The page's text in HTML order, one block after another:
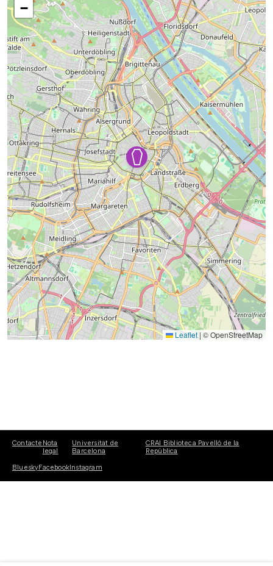
−
Leaflet | © OpenStreetMap
Contacte Nota
legal
Universitat de
Barcelona
CRAI Biblioteca Pavelló de la
República
BlueskyFacebookInstagram